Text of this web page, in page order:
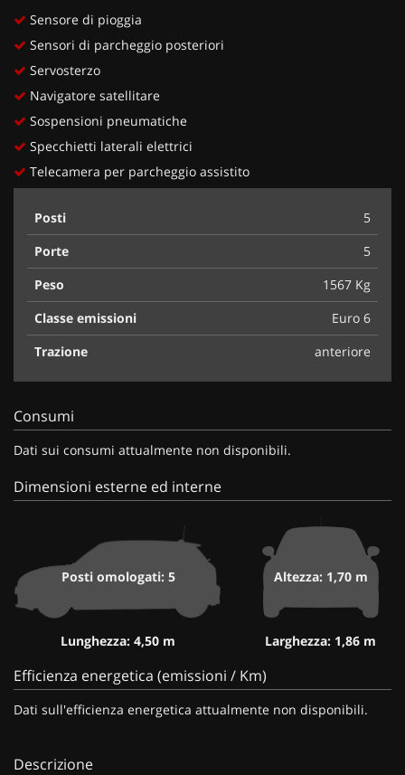
Sensore di pioggia
Sensori di parcheggio posteriori
Servosterzo
Navigatore satellitare
Sospensioni pneumatiche
Specchietti laterali elettrici
Telecamera per parcheggio assistito
Posti
5
Porte
5
Peso
1567 Kg
Classe emissioni
Euro 6
Trazione
anteriore
Consumi
Dati sui consumi attualmente non disponibili.
Dimensioni esterne ed interne
Posti omologati: 5
Lunghezza: 4,50 m
Altezza: 1,70 m
Larghezza: 1,86 m
Efficienza energetica (emissioni / Km)
Dati sull'efficienza energetica attualmente non disponibili.
Descrizione